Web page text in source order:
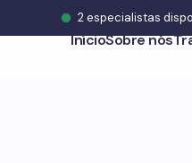
InícioSobre nós
2especialistas